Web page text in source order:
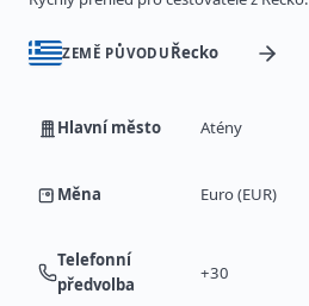
ZEMĚ PŮVODU Řecko
Hlavní město Atény
Měna Euro (EUR)
Telefonní
předvolba
+30